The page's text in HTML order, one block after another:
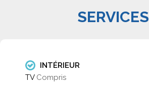
SERVICES
INTÉRIEUR
TV Compris